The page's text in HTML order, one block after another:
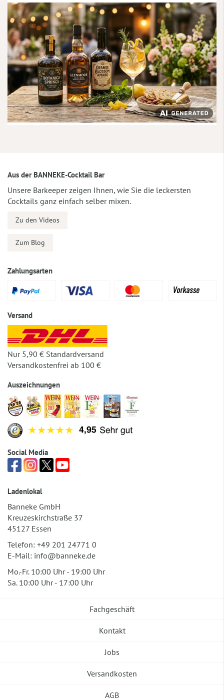
Aus der BANNEKE-Cocktail Bar
Unsere Barkeeper zeigen Ihnen, wie Sie die leckersten
Cocktails ganz einfach selber mixen.
Zu den Videos
Zum Blog
Zahlungsarten
Versand
Nur 5,90 € Standardversand
Versandkostenfrei ab 100 €
Auszeichnungen
Social Media
Ladenlokal
Banneke GmbH
Kreuzeskirchstraße 37
45127 Essen
Telefon: +49 201 24771 0
E-Mail: info@banneke.de
Mo.-Fr. 10:00 Uhr - 19:00 Uhr
Sa. 10:00 Uhr - 17:00 Uhr
Fachgeschäft
Kontakt
Jobs
Versandkosten
AGB